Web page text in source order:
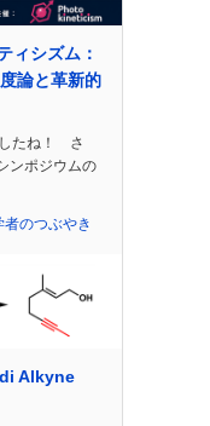
ィシズム：
論と革新的
たね！ さ
ンポジウムの
者のつぶやき
Alkyne